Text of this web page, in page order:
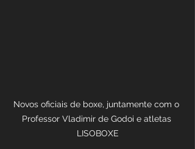
Novos oficiais de boxe, juntamente com o
Professor Vladimir de Godoi e atletas
LISOBOXE